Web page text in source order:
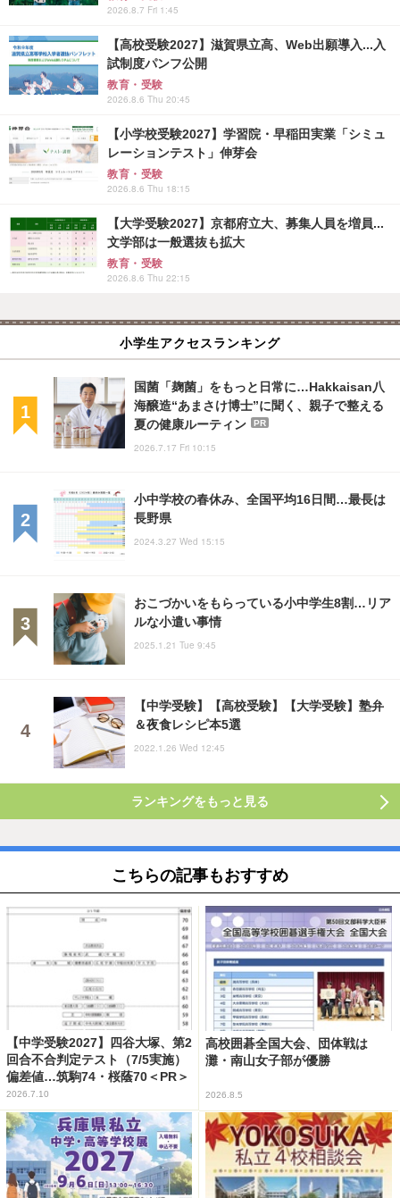
2026.8.7 Fri 1:45
【高校受験2027】滋賀県立高、Web出願導入...入
試制度パンフ公開
教育・受験
2026.8.6 Thu 20:45
【小学校受験2027】学習院・早稲田実業「シミュ
レーションテスト」伸芽会
教育・受験
2026.8.6 Thu 18:15
【大学受験2027】京都府立大、募集人員を増員...
文学部は一般選抜も拡大
教育・受験
2026.8.6 Thu 22:15
小学生アクセスランキング
国菌「麹菌」をもっと日常に…Hakkaisan八
海醸造“あまさけ博士”に聞く、親子で整える
夏の健康ルーティン
PR
2026.7.17 Fri 10:15
小中学校の春休み、全国平均16日間…最長は
長野県
2024.3.27 Wed 15:15
おこづかいをもらっている小中学生8割…リア
ルな小遣い事情
2025.1.21 Tue 9:45
【中学受験】【高校受験】【大学受験】塾弁
＆夜食レシピ本5選
2022.1.26 Wed 12:45
ランキングをもっと見る
こちらの記事もおすすめ
【中学受験2027】四谷大塚、第2
回合不合判定テスト（7/5実施）
偏差値…筑駒74・桜蔭70＜PR＞
2026.7.10
高校囲碁全国大会、団体戦は
灘・南山女子部が優勝
2026.8.5